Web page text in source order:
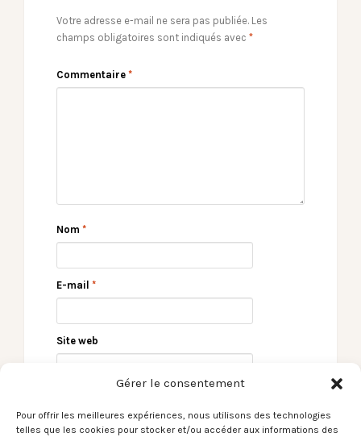
Gérer le consentement
Pour offrir les meilleures expériences, nous utilisons des technologies
telles que les cookies pour stocker et/ou accéder aux informations des
Votre adresse e-mail ne sera pas publiée. Les
champs obligatoires sont indiqués avec *
Commentaire *
Nom *
E-mail *
Site web